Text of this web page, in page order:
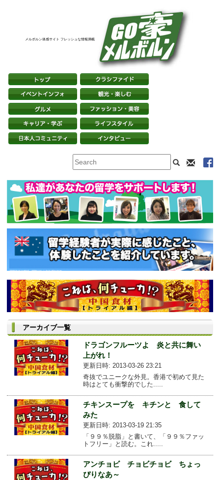
メルボルン体感サイト フレッシュな情報満載
アーカイブ一覧
ドラゴンフルーツよ 炎と共に舞い
上がれ！
更新日時: 2013-03-26 23:21
奇抜でユニークな外見。香港で初めて見た
時はとても衝撃的でした.....
チキンスープを キチンと 食して
みた
更新日時: 2013-03-19 21:35
「９９％脱脂」と書いて、「９９％ファッ
トフリー」と読む。これ.....
アンチョビ チョビチョビ ちょっ
ぴりなあ～